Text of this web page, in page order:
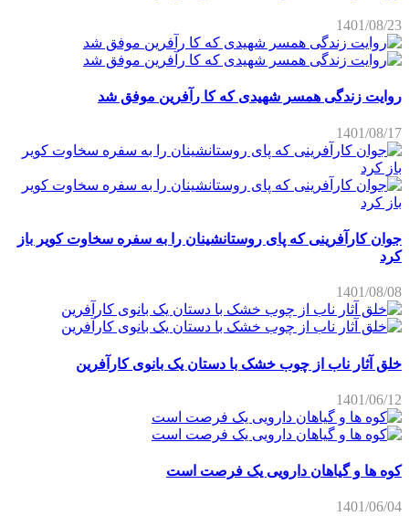
1401/08/23
روایت زندگی همسر شهیدی که کا رآفرین موفق شد
1401/08/17
جوان کارآفرینی که پای روستانشینان را به سفره سخاوت کویر باز
کرد
1401/08/08
خلق آثار ناب از چوب خشک با دستان یک بانوی کارآفرین
1401/06/12
کوه ها و گیاهان دارویی یک فرصت است
1401/06/04